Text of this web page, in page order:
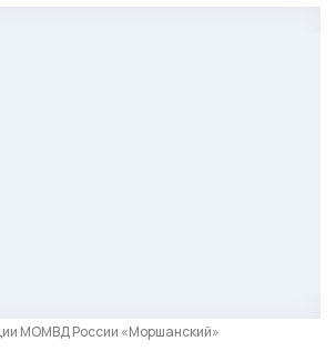
МОМВД России «Моршанский»